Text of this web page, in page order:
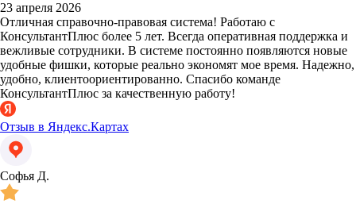
23 апреля 2026
Отличная справочно-правовая система! Работаю с
КонсультантПлюс более 5 лет. Всегда оперативная поддержка и
вежливые сотрудники. В системе постоянно появляются новые
удобные фишки, которые реально экономят мое время. Надежно,
удобно, клиентоориентированно. Спасибо команде
КонсультантПлюс за качественную работу!
Отзыв в Яндекс.Картах
Софья Д.